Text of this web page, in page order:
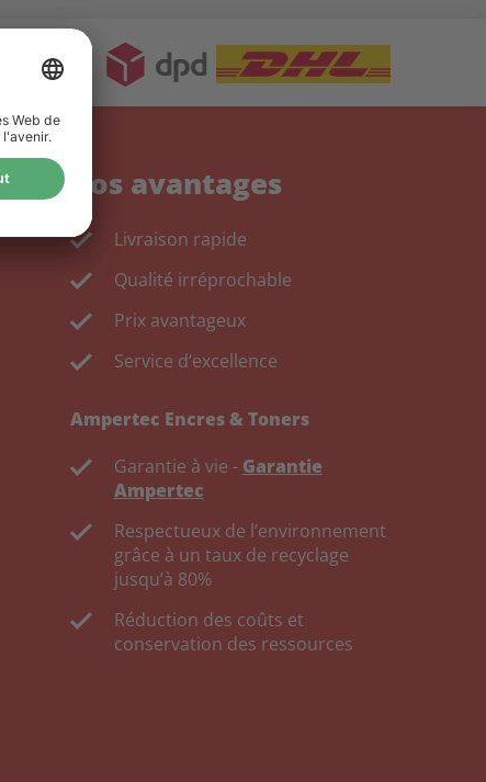
Vos avantages
Livraison rapide
Qualité irréprochable
Prix avantageux
Service d‘excellence
Ampertec Encres & Toners
Garantie à vie - Garantie
Ampertec
Respectueux de l’environnement
grâce à un taux de recyclage
jusqu’à 80%
Réduction des coûts et
conservation des ressources